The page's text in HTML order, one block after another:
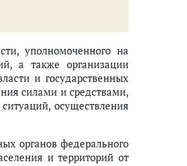
уполномоченного на
а также организации
и государственных
силами и средствами,
осуществления
органов федерального
и территорий от